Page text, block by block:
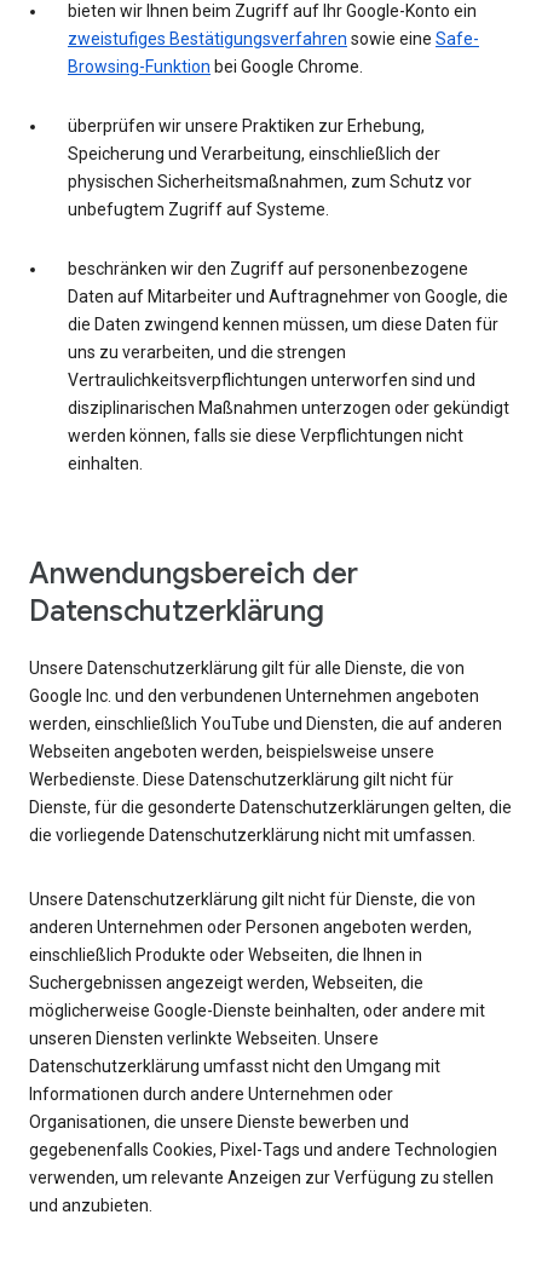
bieten wir Ihnen beim Zugriff auf Ihr Google-Konto ein
zweistufiges Bestätigungsverfahren sowie eine Safe-
Browsing-Funktion bei Google Chrome.
überprüfen wir unsere Praktiken zur Erhebung,
Speicherung und Verarbeitung, einschließlich der
physischen Sicherheitsmaßnahmen, zum Schutz vor
unbefugtem Zugriff auf Systeme.
beschränken wir den Zugriff auf personenbezogene
Daten auf Mitarbeiter und Auftragnehmer von Google, die
die Daten zwingend kennen müssen, um diese Daten für
uns zu verarbeiten, und die strengen
Vertraulichkeitsverpflichtungen unterworfen sind und
disziplinarischen Maßnahmen unterzogen oder gekündigt
werden können, falls sie diese Verpflichtungen nicht
einhalten.
Anwendungsbereich der
Datenschutzerklärung
Unsere Datenschutzerklärung gilt für alle Dienste, die von
Google Inc. und den verbundenen Unternehmen angeboten
werden, einschließlich YouTube und Diensten, die auf anderen
Webseiten angeboten werden, beispielsweise unsere
Werbedienste. Diese Datenschutzerklärung gilt nicht für
Dienste, für die gesonderte Datenschutzerklärungen gelten, die
die vorliegende Datenschutzerklärung nicht mit umfassen.
Unsere Datenschutzerklärung gilt nicht für Dienste, die von
anderen Unternehmen oder Personen angeboten werden,
einschließlich Produkte oder Webseiten, die Ihnen in
Suchergebnissen angezeigt werden, Webseiten, die
möglicherweise Google-Dienste beinhalten, oder andere mit
unseren Diensten verlinkte Webseiten. Unsere
Datenschutzerklärung umfasst nicht den Umgang mit
Informationen durch andere Unternehmen oder
Organisationen, die unsere Dienste bewerben und
gegebenenfalls Cookies, Pixel-Tags und andere Technologien
verwenden, um relevante Anzeigen zur Verfügung zu stellen
und anzubieten.